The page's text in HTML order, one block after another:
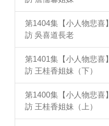
第1404集【小人物悲喜
訪 吳喜道長老
第1401集【小人物悲喜
訪 王桂香姐妹（下）
第1400集【小人物悲喜
訪 王桂香姐妹（上）